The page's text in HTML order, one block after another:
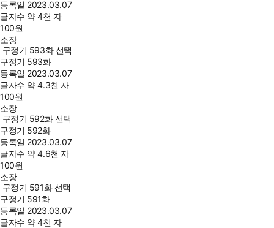
등록일 2023.03.07
글자수 약 4천 자
100원
소장
구정기 593화 선택
구정기 593화
등록일 2023.03.07
글자수 약 4.3천 자
100원
소장
구정기 592화 선택
구정기 592화
등록일 2023.03.07
글자수 약 4.6천 자
100원
소장
구정기 591화 선택
구정기 591화
등록일 2023.03.07
글자수 약 4천 자